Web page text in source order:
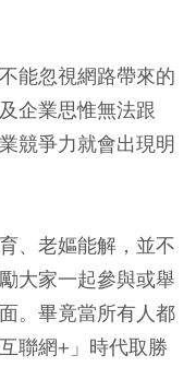
能忽視網路帶來的
企業思惟無法跟
競爭力就會出現明
、老嫗能解，並不
大家一起參與或舉
。畢竟當所有人都
聯網+」時代取勝